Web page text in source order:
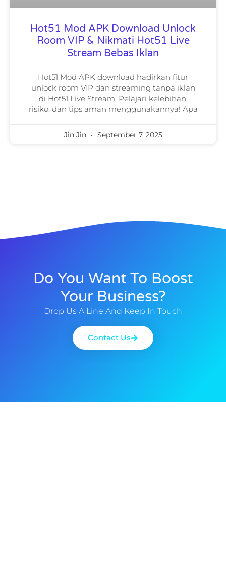
Hot51 Mod APK Download Unlock
Room VIP & Nikmati Hot51 Live
Stream Bebas Iklan
Hot51 Mod APK download hadirkan fitur
unlock room VIP dan streaming tanpa iklan
di Hot51 Live Stream. Pelajari kelebihan,
risiko, dan tips aman menggunakannya! Apa
Jin Jin September 7, 2025
Do You Want To Boost
Your Business?
Drop Us A Line And Keep In Touch
Contact Us